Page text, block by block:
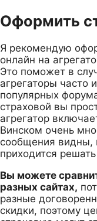
Оформить
Я рекомендую
онлайн на
Это поможет в
агрегаторы часто
популярных
страховой вы
агрегатор
Винском очень
сообщения видны,
приходится
Вы можете
разных сайтах,
разные
скидки, поэтому